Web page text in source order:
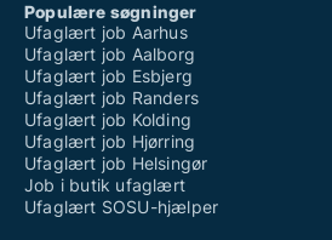
Populære søgninger
Ufaglært job Aarhus
Ufaglært job Aalborg
Ufaglært job Esbjerg
Ufaglært job Randers
Ufaglært job Kolding
Ufaglært job Hjørring
Ufaglært job Helsingør
Job i butik ufaglært
Ufaglært SOSU-hjælper